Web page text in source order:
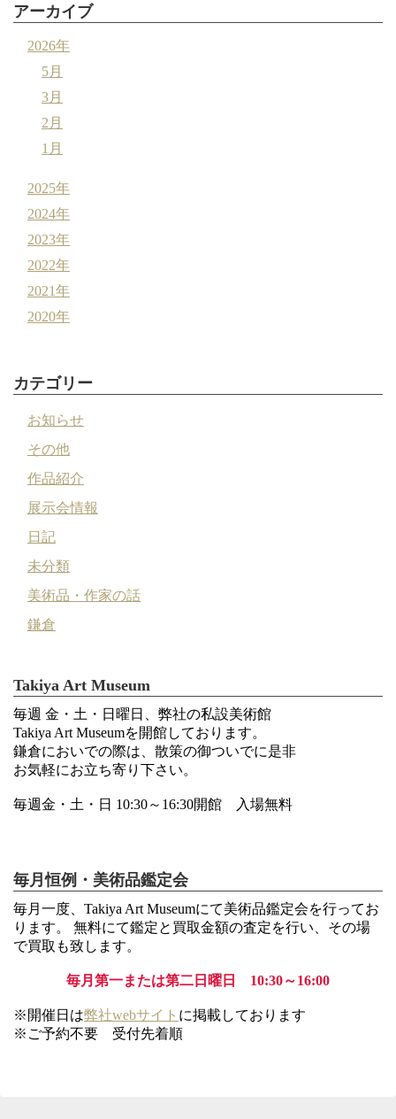
アーカイブ
2026年
5月
3月
2月
1月
2025年
2024年
2023年
2022年
2021年
2020年
カテゴリー
お知らせ
その他
作品紹介
展示会情報
日記
未分類
美術品・作家の話
鎌倉
Takiya Art Museum
毎週 金・土・日曜日、弊社の私設美術館
Takiya Art Museumを開館しております。
鎌倉においでの際は、散策の御ついでに是非
お気軽にお立ち寄り下さい。
毎週金・土・日 10:30～16:30開館 入場無料
毎月恒例・美術品鑑定会
毎月一度、Takiya Art Museumにて美術品鑑定会を行ってお
ります。 無料にて鑑定と買取金額の査定を行い、その場
で買取も致します。
毎月第一または第二日曜日 10:30～16:00
※開催日は弊社webサイト に掲載しております
※ご予約不要 受付先着順